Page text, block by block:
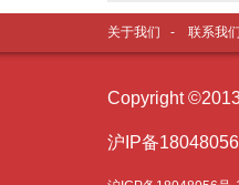
关于我们 - 联系我们
Copyright
沪I P备